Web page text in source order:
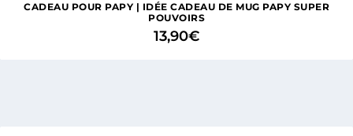
CADEAU POUR PAPY | IDÉE CADEAU DE MUG PAPY SUPER
POUVOIRS
13,90€